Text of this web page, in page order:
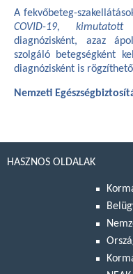
A fekvőbeteg-
COVID-19,
diagnózisként, azaz
szolgáló betegségként
diagnózisként is
Nemzeti
HASZNOS OLDALAK